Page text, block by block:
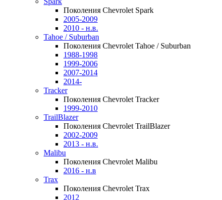
Поколения Chevrolet Spark
2005-2009
2010 - н.в.
Tahoe / Suburban
Поколения Chevrolet Tahoe / Suburban
1988-1998
1999-2006
2007-2014
2014-
Tracker
Поколения Chevrolet Tracker
1999-2010
TrailBlazer
Поколения Chevrolet TrailBlazer
2002-2009
2013 - н.в.
Malibu
Поколения Chevrolet Malibu
2016 - н.в
Trax
Поколения Chevrolet Trax
2012